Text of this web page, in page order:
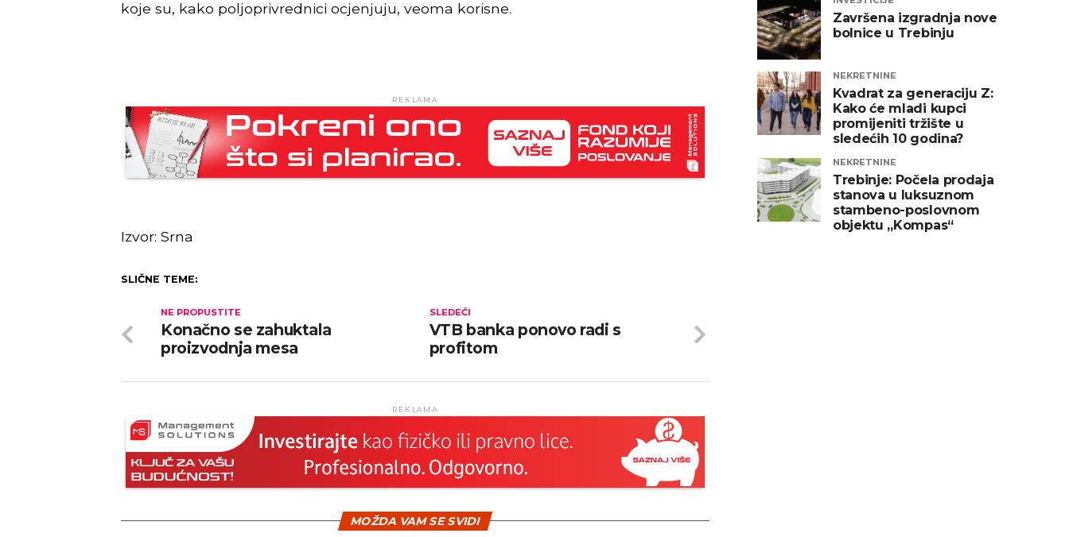
koje su, kako poljoprivrednici ocjenjuju, veoma korisne.
REKLAMA
Izvor: Srna
SLIČNE TEME:
SLEDEĆI
VTB banka ponovo radi s
profitom
NE PROPUSTITE
Konačno se zahuktala
proizvodnja mesa
REKLAMA
MOŽDA VAM SE SVIDI
Završena izgradnja nove
bolnice u Trebinju
NEKRETNINE
Kvadrat za generaciju Z:
Kako će mladi kupci
promijeniti tržište u
sledećih 10 godina?
NEKRETNINE
Trebinje: Počela prodaja
stanova u luksuznom
stambeno-poslovnom
objektu „Kompas“